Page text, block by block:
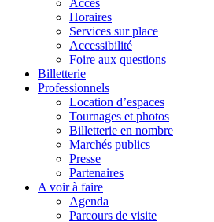
Horaires
Services sur place
Accessibilité
Foire aux questions
Billetterie
Professionnels
Location d’espaces
Tournages et photos
Billetterie en nombre
Marchés publics
Presse
Partenaires
A voir à faire
Agenda
Parcours de visite